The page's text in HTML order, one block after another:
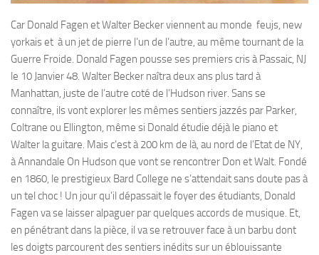
Car Donald Fagen et Walter Becker viennent au monde feujs, new
yorkais et à un jet de pierre l’un de l’autre, au même tournant de la
Guerre Froide. Donald Fagen pousse ses premiers cris à Passaic, NJ
le 10 Janvier 48. Walter Becker naîtra deux ans plus tard à
Manhattan, juste de l’autre coté de l’Hudson river. Sans se
connaître, ils vont explorer les mêmes sentiers jazzés par Parker,
Coltrane ou Ellington, même si Donald étudie déjà le piano et
Walter la guitare. Mais c’est à 200 km de là, au nord de l’Etat de NY,
à Annandale On Hudson que vont se rencontrer Don et Walt. Fondé
en 1860, le prestigieux Bard College ne s’attendait sans doute pas à
un tel choc ! Un jour qu’il dépassait le foyer des étudiants, Donald
Fagen va se laisser alpaguer par quelques accords de musique. Et,
en pénétrant dans la pièce, il va se retrouver face à un barbu dont
les doigts parcourent des sentiers inédits sur un éblouissante